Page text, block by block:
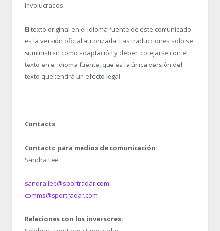
involucrados.
El texto original en el idioma fuente de este comunicado
es la versión oficial autorizada. Las traducciones solo se
suministran como adaptación y deben cotejarse con el
texto en el idioma fuente, que es la única versión del
texto que tendrá un efecto legal.
Contacts
Contacto para medios de comunicación:
Sandra Lee
sandra.lee@sportradar.com
comms@sportradar.com
Relaciones con los inversores: